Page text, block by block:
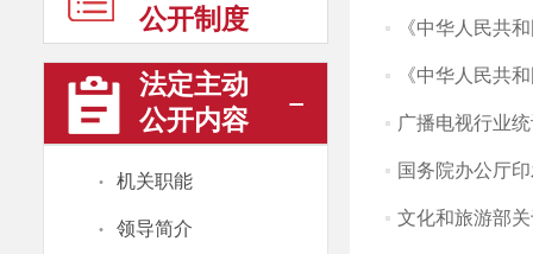
公开制度
法定主动
公开内容
· 机关职能
· 领导简介
《中华人民共
《中华人民共
广播电视行业
国务院办公厅
文化和旅游部